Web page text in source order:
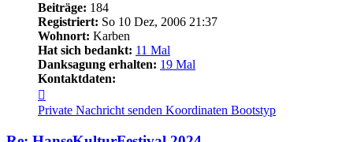
Beiträge: 184
Registriert: So 10 Dez, 2006 21:37
Wohnort: Karben
Hat sich bedankt: 11 Mal
Danksagung erhalten: 19 Mal
Kontaktdaten:
von
FM52
Private Nachricht senden Koordinaten Bootstyp